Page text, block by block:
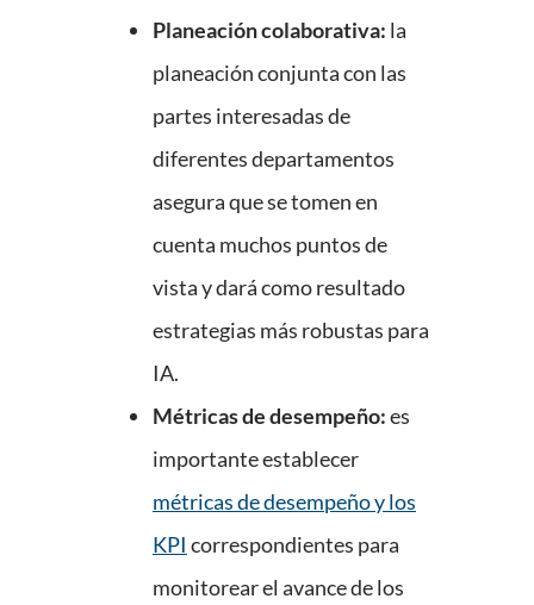
Planeación colaborativa: la
planeación conjunta con las
partes interesadas de
diferentes departamentos
asegura que se tomen en
cuenta muchos puntos de
vista y dará como resultado
estrategias más robustas para
IA.
Métricas de desempeño:es
importante establecer
métricas de desempeño y los
KPI correspondientes para
monitorear el avance de los